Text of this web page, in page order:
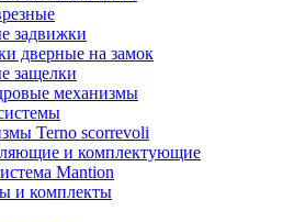
задвижки
дверные на замок
защелки
механизмы
Terno scorrevoli
и комплектующие
Mantion
и комплекты